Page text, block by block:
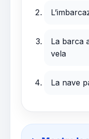
La barca
vela
La nave